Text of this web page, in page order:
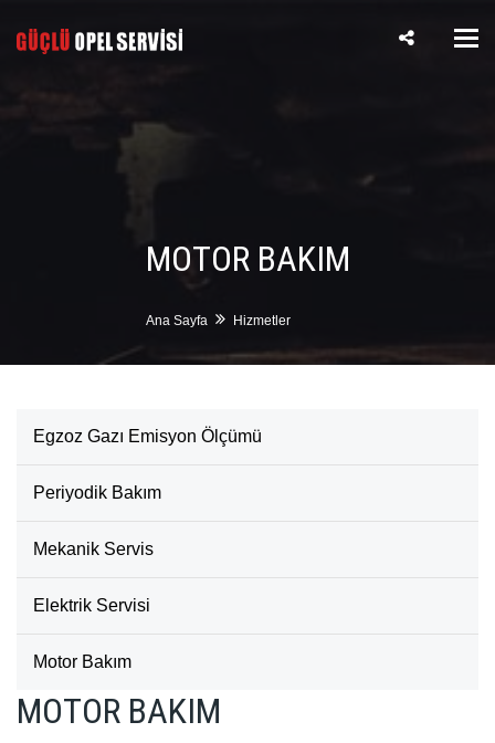
MOTOR BAKIM
Ana Sayfa Hizmetler
Egzoz Gazı Emisyon Ölçümü
Periyodik Bakım
Mekanik Servis
Elektrik Servisi
Motor Bakım
MOTOR BAKIM